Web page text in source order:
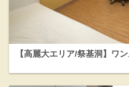
【高麗大エリア/祭基洞】ワ